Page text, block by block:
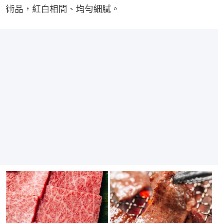
術品，紅白相間、均勻細膩。